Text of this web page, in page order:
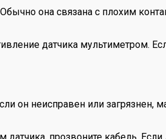
она связана с плохим
датчика мультиметром.
он неисправен или загрязнен,
прозвоните кабель. Если